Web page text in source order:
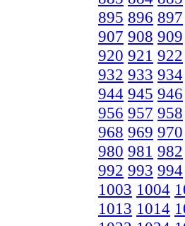
895 896 897
907 908 909
920 921 922
932 933 934
944 945 946
956 957 958
968 969 970
980 981 982
992 993 994
1003 1004
1013 1014